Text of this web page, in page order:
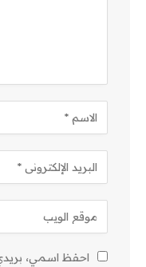
احفظ اسمي، بريدي